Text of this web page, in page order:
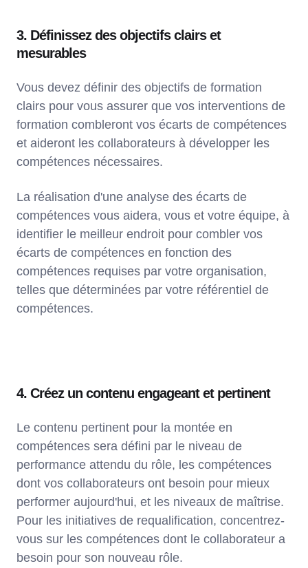
3. Définissez des objectifs clairs et
mesurables
Vous devez définir des objectifs de formation
clairs pour vous assurer que vos interventions de
formation combleront vos écarts de compétences
et aideront les collaborateurs à développer les
compétences nécessaires.
La réalisation d'une analyse des écarts de
compétences vous aidera, vous et votre équipe, à
identifier le meilleur endroit pour combler vos
écarts de compétences en fonction des
compétences requises par votre organisation,
telles que déterminées par votre référentiel de
compétences.
4. Créez un contenu engageant et pertinent
Le contenu pertinent pour la montée en
compétences sera défini par le niveau de
performance attendu du rôle, les compétences
dont vos collaborateurs ont besoin pour mieux
performer aujourd'hui, et les niveaux de maîtrise.
Pour les initiatives de requalification, concentrez-
vous sur les compétences dont le collaborateur a
besoin pour son nouveau rôle.